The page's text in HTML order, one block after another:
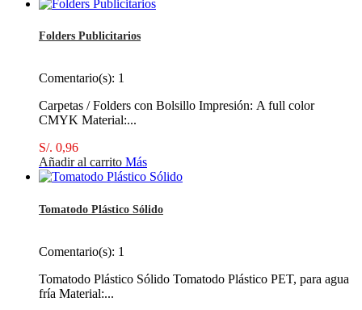
Folders Publicitarios
Comentario(s): 1
Carpetas / Folders con Bolsillo Impresión: A full color
CMYK Material:...
S/. 0,96
Añadir al carrito Más
Tomatodo Plástico Sólido
Comentario(s): 1
Tomatodo Plástico Sólido Tomatodo Plástico PET, para agua
fría Material:...